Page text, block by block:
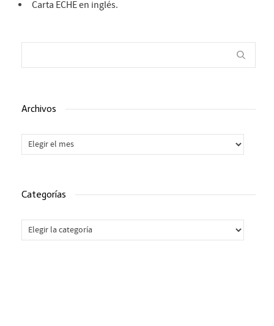
Carta ECHE en inglés.
Archivos
Archivos
Categorías
Categorías